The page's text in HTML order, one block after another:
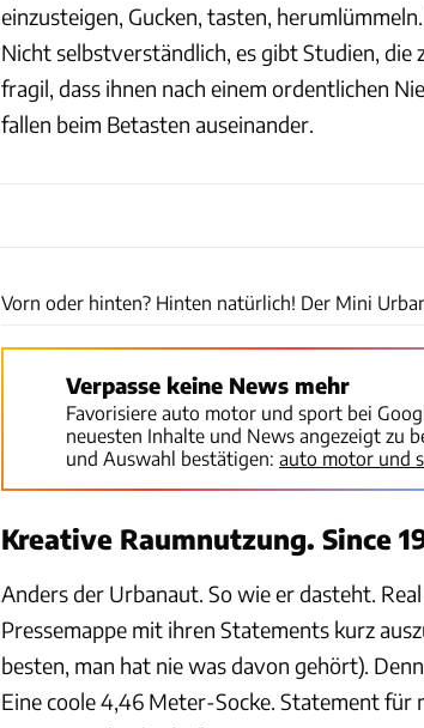
einzusteigen, Gucken, tasten,
Nicht selbstverständlich, es gibt Studien, die
fragil, dass ihnen nach einem ordentlichen
fallen beim Betasten auseinander.
Vorn oder hinten? Hinten natürlich! Der Mini
Verpasse keine News mehr
Favorisiere auto motor und sport bei
neuesten Inhalte und News angezeigt zu
und Auswahl bestätigen: auto motor und
Kreative Raumnutzung. Since
Anders der Urbanaut. So wie er dasteht.
Pressemappe mit ihren Statements kurz
besten, man hat nie was davon gehört).
Eine coole 4,46 Meter-Socke. Statement für